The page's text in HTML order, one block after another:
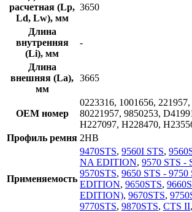
расчетная (Lp,
Ld, Lw), мм
3650
Длина
внутренняя
(Li), мм
-
Длина
внешняя (La),
мм
3665
OEM номер
0223316, 1001656,
80221957, 9850253,
H227097, H228470,
Профиль ремня 2HB
Применяемость
9470STS, 9560I STS,
NA EDITION, 9570 STS -
9570STS, 9650 STS - 9750
EDITION, 9650STS,
EDITION), 9670STS,
9770STS, 9870STS, CTS II,